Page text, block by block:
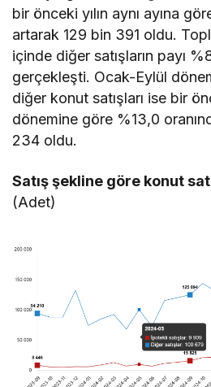
bir önceki yılın aynı ayına
artarak 129 bin 391 oldu.
içinde diğer satışların payı
gerçekleşti. Ocak-Eylül
diğer konut satışları ise bir
dönemine göre %13,0
234 oldu.
Satış şekline göre konut
(Adet)